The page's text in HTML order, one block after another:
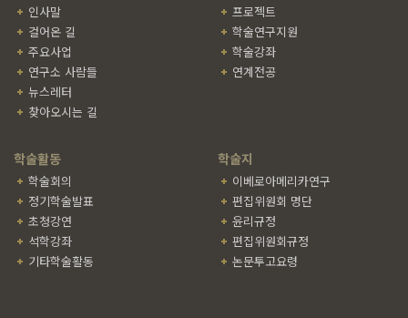
인사말
걸어온 길
주요사업
연구소 사람들
뉴스레터
찾아오시는 길
프로젝트
학술연구지원
학술강좌
연계전공
학술활동
학술회의
정기학술발표
초청강연
석학강좌
기타학술활동
학술지
이베로아메리카연구
편집위원회 명단
윤리규정
편집위원회규정
논문투고요령